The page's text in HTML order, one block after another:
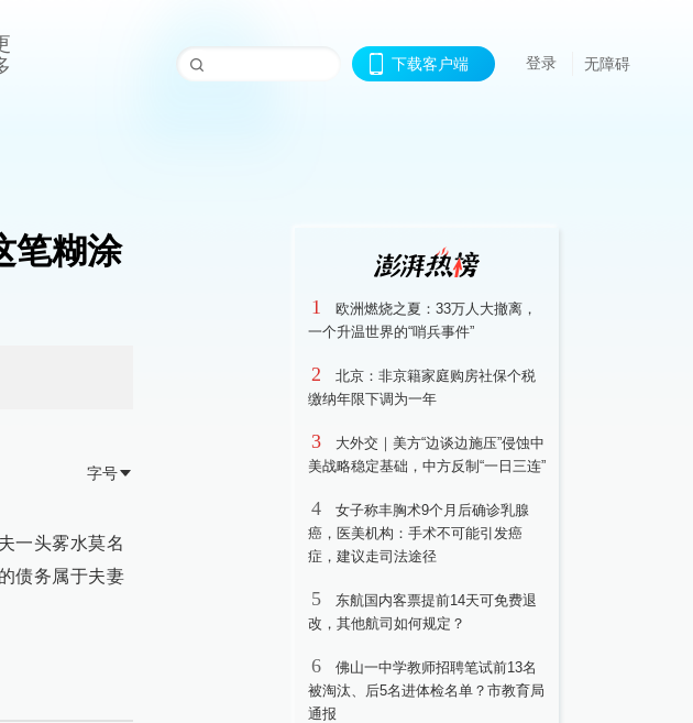
下载客户端 登录 无障碍
笔糊涂
字号
一头雾水莫名
债务属于夫妻
1
欧洲燃烧之夏：33万人大撤离，
一个升温世界的“哨兵事件”
2
北京：非京籍家庭购房社保个税
缴纳年限下调为一年
3
大外交｜美方“边谈边施压”侵蚀中
美战略稳定基础，中方反制“一日三连”
4
女子称丰胸术9个月后确诊乳腺
癌，医美机构：手术不可能引发癌
症，建议走司法途径
5
东航国内客票提前14天可免费退
改，其他航司如何规定？
6
佛山一中学教师招聘笔试前13名
被淘汰、后5名进体检名单？市教育局
通报